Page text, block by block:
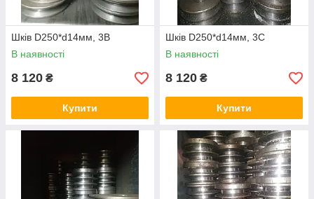
Шків D250*d14мм, 3В
В наявності
8 120 ₴
Купити
Шків D250*d14мм, 3С
В наявності
8 120 ₴
Купити